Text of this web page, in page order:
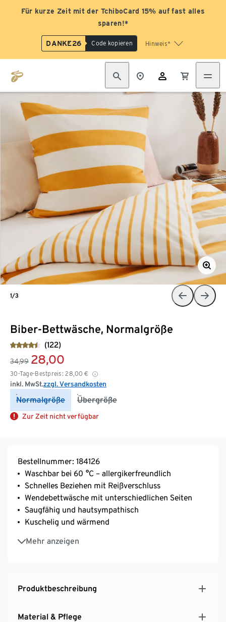
Für kurze Zeit mit der TchiboCard 15% auf fast alles
sparen!*
DANKE26 Code kopieren Hinweis*
Biber-Bettwäsche, Normalgröße
(122)
34,99 28,00
30-Tage-Bestpreis: 28,00 €
inkl. MwSt.zzgl. Versandkosten
Normalgröße Übergröße
Zur Zeit nicht verfügbar
1/3
Bestellnummer: 184126
Waschbar bei 60 °C – allergikerfreundlich
Schnelles Beziehen mit Reißverschluss
Wendebettwäsche mit unterschiedlichen Seiten
Saugfähig und hautsympathisch
Kuschelig und wärmend
Mehr anzeigen
Aus reiner, weicher Baumwolle
Produktbeschreibung
Material & Pflege